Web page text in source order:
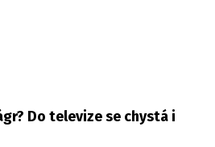
Do televize se chystá i